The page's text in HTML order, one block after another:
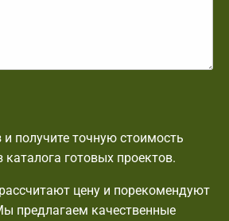
получите точную стоимость
готовых проектов.
цену и порекомендуют
предлагаем качественные